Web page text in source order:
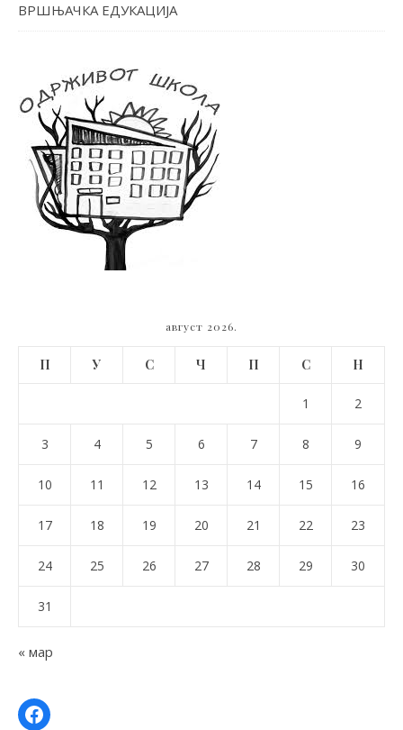
ВРШЊАЧКА ЕДУКАЦИЈА
август 2026.
П У С Ч П С Н
1 2
3 4 5 6 7 8 9
10 11 12 13 14 15 16
17 18 19 20 21 22 23
24 25 26 27 28 29 30
31
« мар